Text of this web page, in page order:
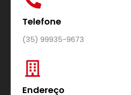
Telefone
(35) 99935-9673
Endereço